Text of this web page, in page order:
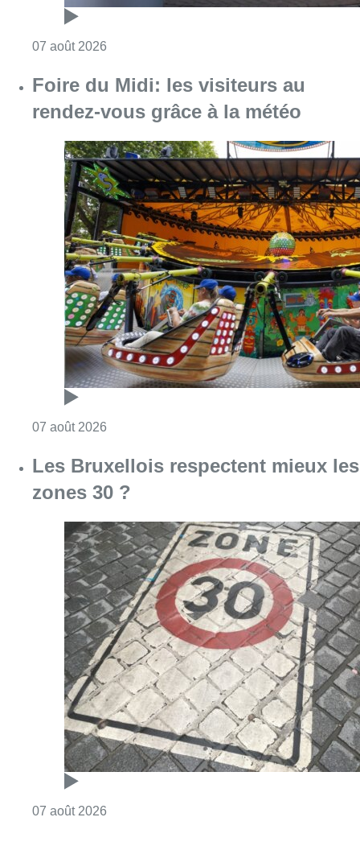
07 août 2026
Foire du Midi: les visiteurs au
rendez-vous grâce à la météo
07 août 2026
Les Bruxellois respectent mieux les
zones 30 ?
07 août 2026